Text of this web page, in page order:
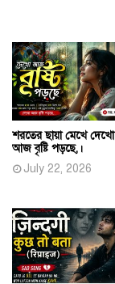
শরতের ছায়া মেখে দেখো
আজ বৃষ্টি পড়ছে,।
July 22, 2026